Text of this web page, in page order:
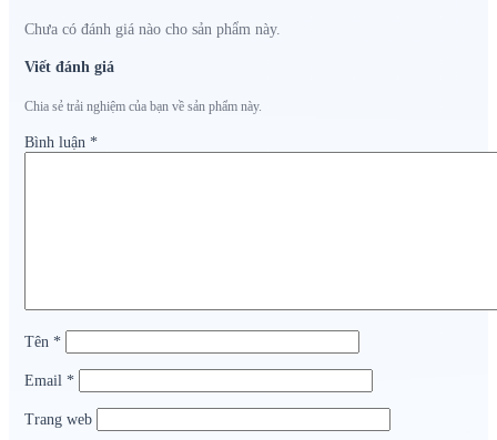
Chưa có đánh giá nào cho sản phẩm này.
Viết đánh giá
Chia sẻ trải nghiệm của bạn về sản phẩm này.
Bình luận *
Tên *
Email *
Trang web